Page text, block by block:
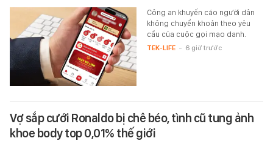
Công an khuyến cáo người dân
không chuyển khoản theo yêu
cầu của cuộc gọi mạo danh.
TEK-LIFE - 6 giờ trước
Vợ sắp cưới Ronaldo bị chê béo, tình cũ tung ảnh
khoe body top 0,01% thế giới